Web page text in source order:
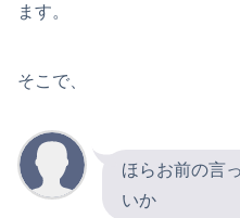
ます。
そこで、
ほらお前の言
いか